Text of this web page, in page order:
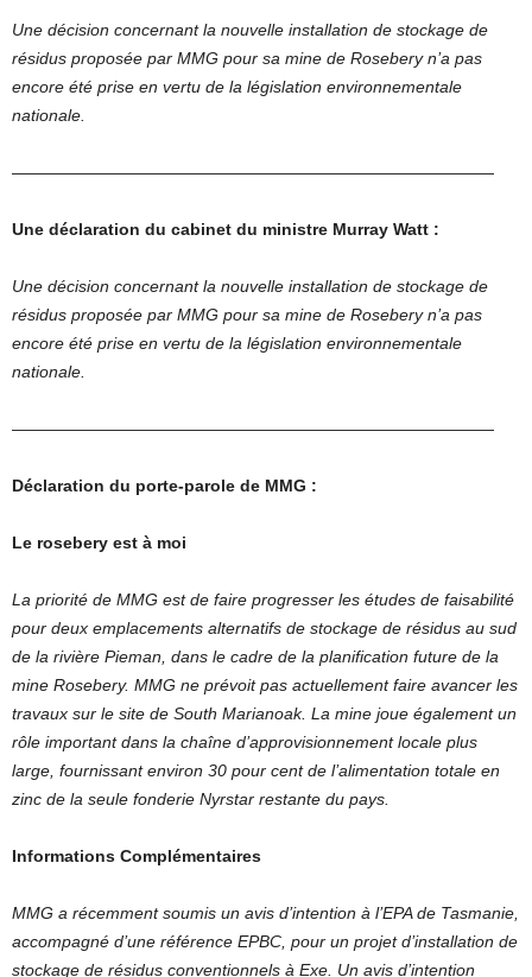
Une décision concernant la nouvelle installation de stockage de
résidus proposée par MMG pour sa mine de Rosebery n’a pas
encore été prise en vertu de la législation environnementale
nationale.
—————————————————————————————
Une déclaration du cabinet du ministre Murray Watt :
Une décision concernant la nouvelle installation de stockage de
résidus proposée par MMG pour sa mine de Rosebery n’a pas
encore été prise en vertu de la législation environnementale
nationale.
—————————————————————————————
Déclaration du porte-parole de MMG :
Le rosebery est à moi
La priorité de MMG est de faire progresser les études de faisabilité
pour deux emplacements alternatifs de stockage de résidus au sud
de la rivière Pieman, dans le cadre de la planification future de la
mine Rosebery. MMG ne prévoit pas actuellement faire avancer les
travaux sur le site de South Marianoak. La mine joue également un
rôle important dans la chaîne d’approvisionnement locale plus
large, fournissant environ 30 pour cent de l’alimentation totale en
zinc de la seule fonderie Nyrstar restante du pays.
Informations Complémentaires
MMG a récemment soumis un avis d’intention à l’EPA de Tasmanie,
accompagné d’une référence EPBC, pour un projet d’installation de
stockage de résidus conventionnels à Exe. Un avis d’intention